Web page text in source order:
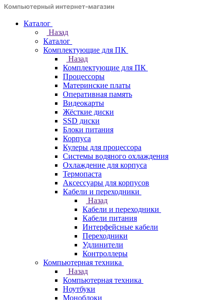
Каталог
Назад
Каталог
Комплектующие для ПК
Назад
Комплектующие для ПК
Процессоры
Материнские платы
Оперативная память
Видеокарты
Жёсткие диски
SSD диски
Блоки питания
Корпуса
Кулеры для процессора
Системы водяного охлаждения
Охлаждение для корпуса
Термопаста
Аксессуары для корпусов
Кабели и переходники
Назад
Кабели и переходники
Кабели питания
Интерфейсные кабели
Переходники
Удлинители
Контроллеры
Компьютерная техника
Назад
Компьютерная техника
Ноутбуки
Моноблоки